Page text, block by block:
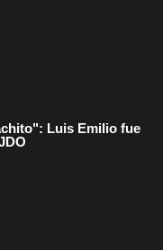
Luis Emilio fue